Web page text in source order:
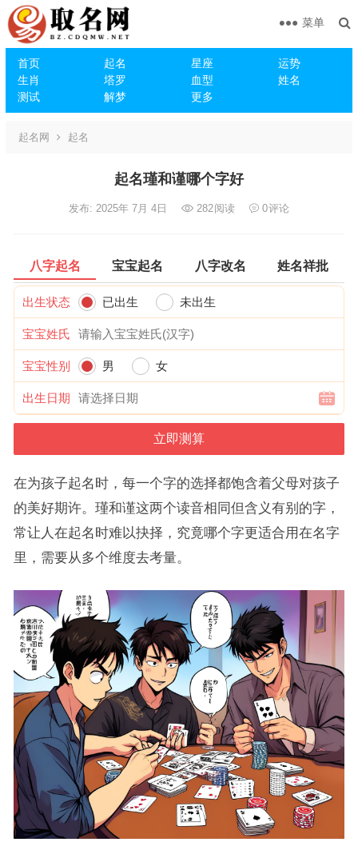
首页 起名 星座
运势
生肖
塔罗 血型
姓名
测试
解梦 更多
菜单
起名网 起名
起名瑾和谨哪个字好
发布: 2025年 7月 4日 282阅读 0评论
八字起名 宝宝起名 八字改名 姓名祥批
出生状态 已出生 未出生
宝宝姓氏
宝宝性别 男 女
出生日期
在为孩子起名时，每一个字的选择都饱含着父母对孩子
的美好期许。瑾和谨这两个读音相同但含义有别的字，
常让人在起名时难以抉择，究竟哪个字更适合用在名字
里，需要从多个维度去考量。